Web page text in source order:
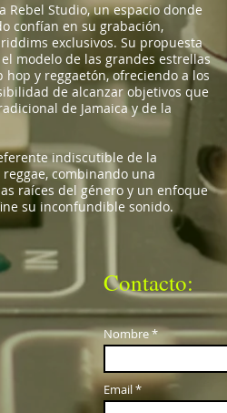
Rebel Studio, un espacio donde
confían en su grabación,
exclusivos. Su propuesta
modelo de las grandes estrellas
y reggaetón, ofreciendo a los
de alcanzar objetivos que
de Jamaica y de la
indiscutible de la
combinando una
raíces del género y un enfoque
su inconfundible sonido.
Contacto:
Nombre
Email